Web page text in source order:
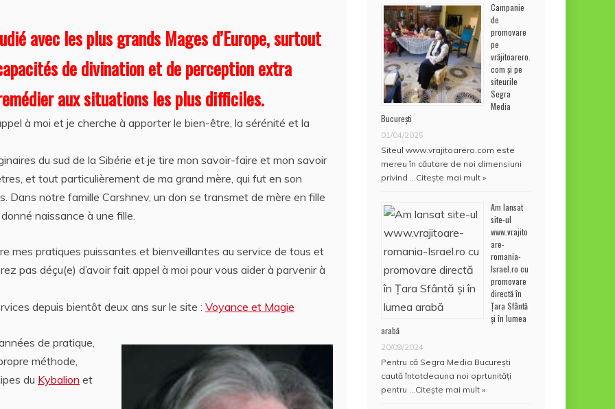
avec les plus grands Mages d’Europe, surtout
de divination et de perception extra
aux situations les plus difficiles.
à moi et je cherche à apporter le bien-être, la sérénité et la
du sud de la Sibérie et je tire mon savoir-faire et mon savoir
et tout particulièrement de ma grand mère, qui fut en son
Dans notre famille Carshnev, un don se transmet de mère en fille
naissance à une fille.
mes pratiques puissantes et bienveillantes au service de tous et
pas déçu(e) d’avoir fait appel à moi pour vous aider à parvenir à
depuis bientôt deux ans sur le site : Voyance et Magie
de pratique,
méthode,
du Kybalion et
Campanie
de
promovare
pe
vrăjitoarero.
com și pe
siteurile
Segra
Media
București
01/04/2025
Siteul www.vrajitoarero.com este
mereu în căutare de noi dimensiuni
privind … Citește mai mult »
Am lansat
site-ul
www.vrajito
are-
romania-
Israel.ro cu
promovare
directă în
Țara Sfântă
și în lumea
arabă
20/09/2024
Pentru că Segra Media București
caută întotdeauna noi oprtunități
pentru … Citește mai mult »